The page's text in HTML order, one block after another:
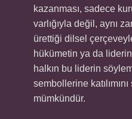
kazanması, sadece
varlığıyla değil, aynı
ürettiği dilsel
hükümetin ya da
halkın bu liderin
sembollerine
mümkündür.